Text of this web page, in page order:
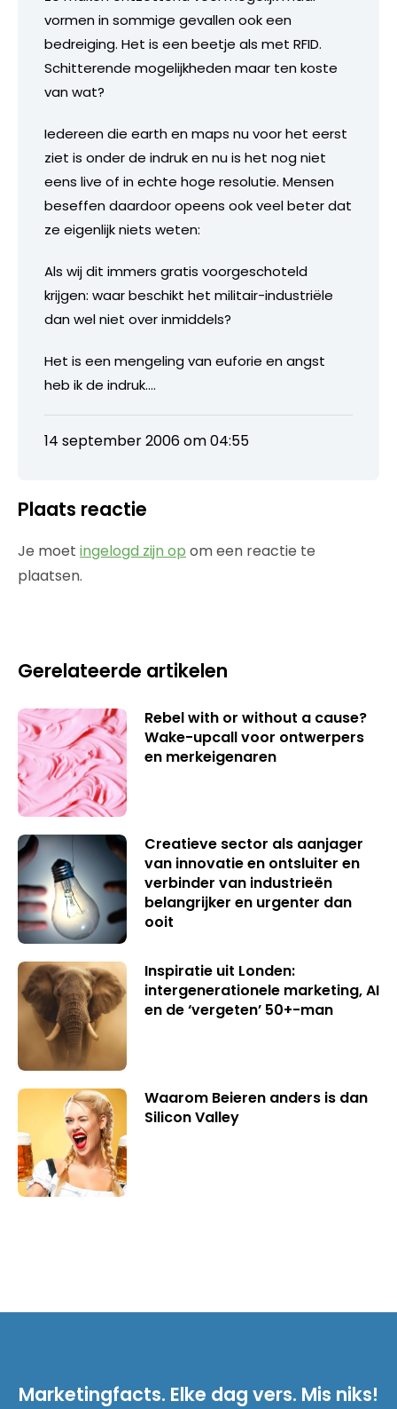
vormen in sommige gevallen ook een
bedreiging. Het is een beetje als met RFID.
Schitterende mogelijkheden maar ten koste
van wat?
Iedereen die earth en maps nu voor het eerst
ziet is onder de indruk en nu is het nog niet
eens live of in echte hoge resolutie. Mensen
beseffen daardoor opeens ook veel beter dat
ze eigenlijk niets weten:
Als wij dit immers gratis voorgeschoteld
krijgen: waar beschikt het militair-industriële
dan wel niet over inmiddels?
Het is een mengeling van euforie en angst
heb ik de indruk….
14 september 2006 om 04:55
Plaats reactie
Je moet ingelogd zijn op om een reactie te
plaatsen.
Gerelateerde artikelen
Rebel with or without a cause?
Wake-upcall voor ontwerpers
en merkeigenaren
Creatieve sector als aanjager
van innovatie en ontsluiter en
verbinder van industrieën
belangrijker en urgenter dan
ooit
Inspiratie uit Londen:
intergenerationele marketing, AI
en de ‘vergeten’ 50+-man
Waarom Beieren anders is dan
Silicon Valley
Marketingfacts. Elke dag vers. Mis niks!